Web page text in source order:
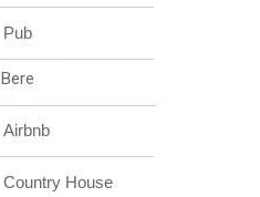
Pub
Bere
Airbnb
Country House